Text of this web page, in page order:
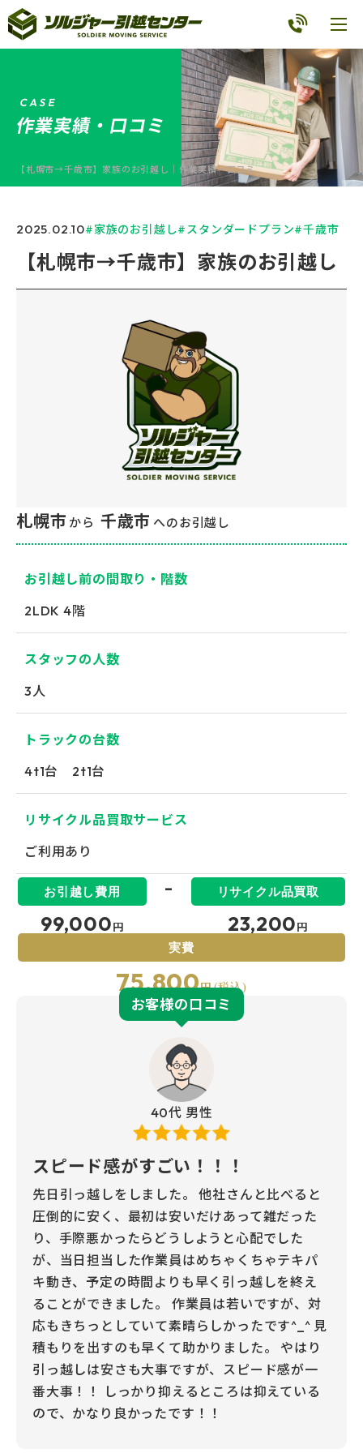
【札幌市→千歳市】家族のお引越し｜作業実績・口コミ
CASE
作業実績・口コミ
2025.02.10 家族のお引越し スタンダードプラン 千歳市
【札幌市→千歳市】家族のお引越し
札幌市 から 千歳市 へのお引越し
お引越し前の間取り・階数
2LDK 4階
スタッフの人数
3人
トラックの台数
4t1台 2t1台
リサイクル品買取サービス
ご利用あり
99,000円
-
23,200円
75,800円
お客様の口コミ
40代 男性
スピード感がすごい！！！
先日引っ越しをしました。 他社さんと比べると
圧倒的に安く、最初は安いだけあって雑だった
り、手際悪かったらどうしようと心配でした
が、当日担当した作業員はめちゃくちゃテキパ
キ動き、予定の時間よりも早く引っ越しを終え
ることができました。 作業員は若いですが、対
応もきちっとしていて素晴らしかったです^_^ 見
積もりを出すのも早くて助かりました。 やはり
引っ越しは安さも大事ですが、スピード感が一
番大事！！ しっかり抑えるところは抑えている
ので、かなり良かったです！！